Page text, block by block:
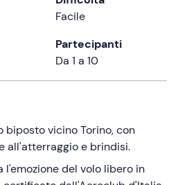
Facile
Partecipanti
Da 1 a 10
biposto vicino Torino, con
all'atterraggio e brindisi.
del volo libero in